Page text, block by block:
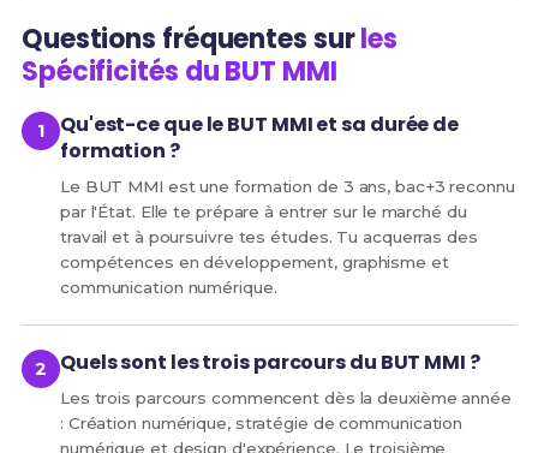
Questions fréquentes surles
Spécificités du BUT MMI
Qu'est-ce que le BUT MMI et sa durée de
formation ?
Le BUT MMI est une formation de 3 ans, bac+3 reconnu
par l'État. Elle te prépare à entrer sur le marché du
travail et à poursuivre tes études. Tu acquerras des
compétences en développement, graphisme et
communication numérique.
Quels sont les trois parcours du BUT MMI ?
Les trois parcours commencent dès la deuxième année
: Création numérique, stratégie de communication
numérique et design d'expérience. Le troisième